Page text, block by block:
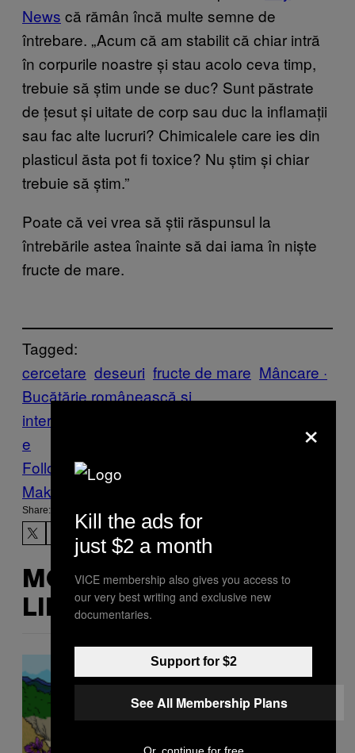
News că rămân încă multe semne de
întrebare. „Acum că am stabilit că chiar intră
în corpurile noastre și stau acolo ceva timp,
trebuie să știm unde se duc? Sunt păstrate
de țesut și uitate de corp sau duc la inflamații
sau fac alte lucruri? Chimicalele care ies din
plasticul ăsta pot fi toxice? Nu știm și chiar
trebuie să știm.”
Poate că vei vrea să știi răspunsul la
întrebările astea înainte să dai iama în niște
fructe de mare.
Tagged:
cercetare deseuri fructe de mare Mâncare ·
Bucătărie românească și
internațională
e
Follow Us On Discover
Make Us Preferred In Top Stories
Share:
MORE
LIKE THIS
×
Kill the ads for
just $2 a month
VICE membership also gives you access to
our very best writing and exclusive new
documentaries.
Support for $2
See All Membership Plans